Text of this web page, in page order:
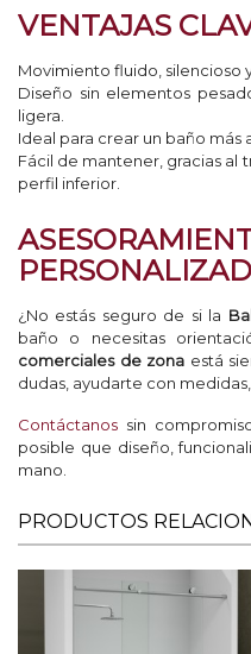
VENTAJAS
Movimiento fluido, silencioso
Diseño sin elementos
ligera.
Ideal para crear un baño más
Fácil de mantener, gracias al
perfil inferior.
¿No estás seguro de si la
baño o necesitas
comerciales de zona está
dudas, ayudarte con
Contáctanos sin
posible que diseño,
mano.
PRODUCTOS